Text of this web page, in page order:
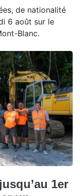
de nationalité
6 août sur le
Blanc.
1er